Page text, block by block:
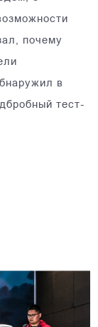
почему
в
тест-